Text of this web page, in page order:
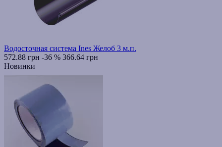
Водосточная система Ines Желоб 3 м.п.
572.88 грн -36 % 366.64 грн
Новинки